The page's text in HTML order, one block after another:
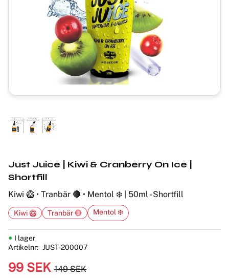
Just Juice | Kiwi & Cranberry On Ice |
Shortfill
Kiwi 🥝 • Tranbär 🔴 • Mentol ❄️ | 50ml - Shortfill
Nedsatt pris:
99 SEK Ordinarie pris:
149SEK
I lager
Artikelnr
JUST-200007
Kiwi 🥝 Tranbär 🔴 Mentol ❄️